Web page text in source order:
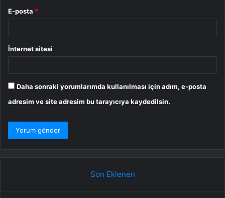
E-posta *
İnternet sitesi
Daha sonraki yorumlarımda kullanılması için adım, e-posta
adresim ve site adresim bu tarayıcıya kaydedilsin.
Son Eklenen